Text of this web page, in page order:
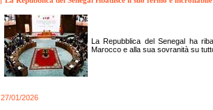
La Repubblica del Senegal ha
Marocco e alla sua sovranità su
27/01/2026